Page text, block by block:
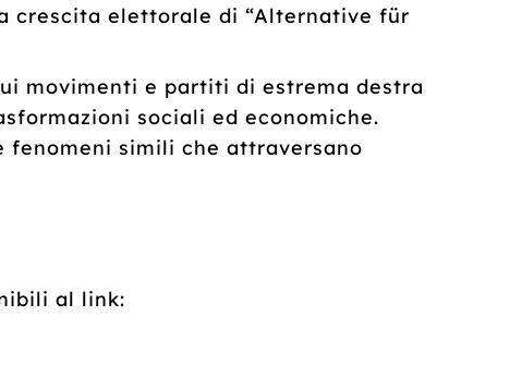
crescita elettorale di “Alternative für
movimenti e partiti di estrema destra
sociali ed economiche.
fenomeni simili che attraversano
al link: